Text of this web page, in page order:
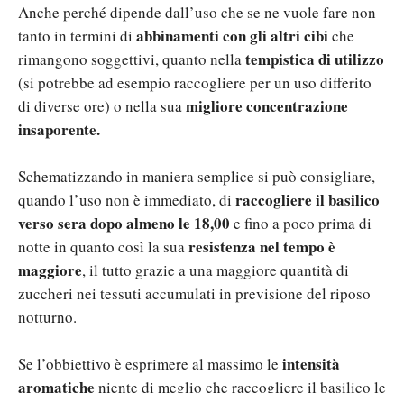
Anche perché dipende dall’uso che se ne vuole fare non
tanto in termini di abbinamenti con gli altri cibiche
rimangono soggettivi, quanto nellatempistica di utilizzo
(si potrebbe ad esempio raccogliere per un uso differito
di diverse ore) o nella suamigliore concentrazione
insaporente.
Schematizzando in maniera semplice si può consigliare,
quando l’uso non è immediato, di raccogliere il basilico
verso sera dopo almeno le 18,00 e fino a poco prima di
notte in quanto così la suaresistenza nel tempo è
maggiore, il tutto grazie a una maggiore quantità di
zuccheri nei tessuti accumulati in previsione del riposo
notturno.
Se l’obbiettivo è esprimere al massimo le intensità
aromatiche niente di meglio che raccogliere il basilico le